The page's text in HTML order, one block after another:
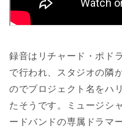
録音はリチャード・ポド
で行われ、スタジオの隣
のでプロジェクト名をハ
たそうです。ミュージシ
ードバンドの専属ドラマ